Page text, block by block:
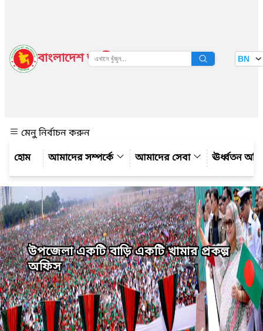
বাংলাদেশ জাতীয় তথ্য বাতায়ন BN
মেনু নির্বাচন করুন
আমাদের সম্পর্কে
আমাদের সেবা ঊর্ধ্বতন
উপজেলা একটি বাড়ি একটি খামার প্রকল্প
অফিস